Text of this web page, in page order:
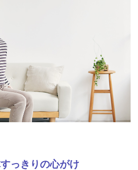
っきりの心がけ